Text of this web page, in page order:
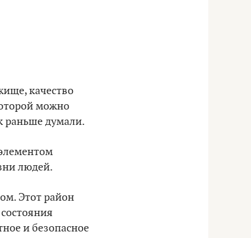
качество
можно
раньше думали.
людей.
Этот район
и безопасное